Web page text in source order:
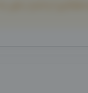
همکاری" و امتیاز دهی